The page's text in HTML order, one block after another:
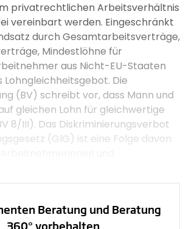
privatrechtlichen Arbeitsverhältnis
vereinbart werden. Eingeschränkt
durch Gesamtarbeitsverträge,
Mindestlöhne für
aus Nicht-EU-Staaten
Lohngleichheitsgebot. Die
(BV) schreibt vor, dass Mann und
gleichen Lohn für gleichwertige
8/III). Das Diskriminierungsverbot
(GlG) ist eine Folge davon.
benachteiligt werden,
Beratung und Beratung
360° vorbehalten